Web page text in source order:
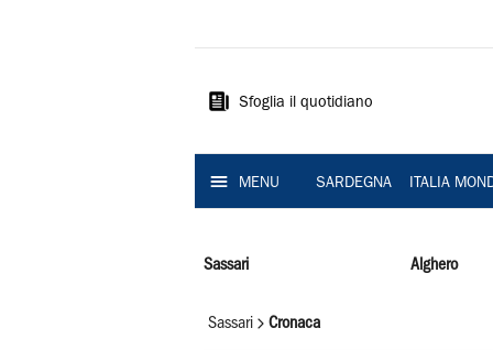
Sardegna
Sfoglia il quotidiano
MENU SARDEGNA ITALIA
Sassari Alghero
Sassari Cronaca